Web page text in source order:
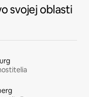
svojej oblasti